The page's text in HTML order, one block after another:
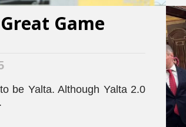
Game
be Yalta. Although Yalta 2.0